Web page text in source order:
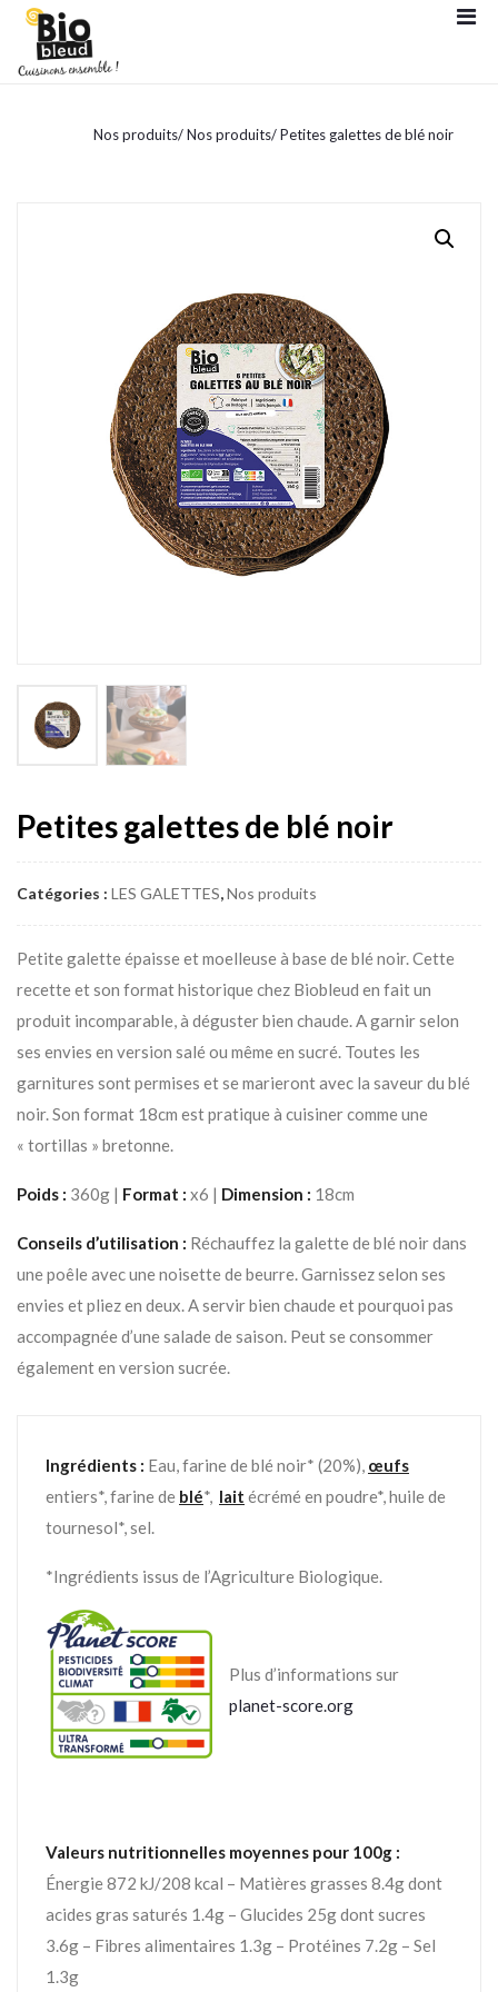
Nos produits/Nos produits/Petites galettes de blé noir
Petites galettes de blé noir
Catégories : LES GALETTES,Nos produits
Petite galette épaisse et moelleuse à base de blé noir. Cette
recette et son format historique chez Biobleud en fait un
produit incomparable, à déguster bien chaude. A garnir selon
ses envies en version salé ou même en sucré. Toutes les
garnitures sont permises et se marieront avec la saveur du blé
noir. Son format 18cm est pratique à cuisiner comme une
« tortillas » bretonne.
Poids : 360g | Format : x6 | Dimension : 18cm
Conseils d’utilisation : Réchauffez la galette de blé noir dans
une poêle avec une noisette de beurre. Garnissez selon ses
envies et pliez en deux. A servir bien chaude et pourquoi pas
accompagnée d’une salade de saison. Peut se consommer
également en version sucrée.
Ingrédients : Eau, farine de blé noir* (20%), œufs
entiers*, farine de blé*, lait écrémé en poudre*, huile de
tournesol*, sel.
*Ingrédients issus de l’Agriculture Biologique.
Plus d’informations sur
planet-score.org
Valeurs nutritionnelles moyennes pour 100g :
Énergie 872 kJ/208 kcal – Matières grasses 8.4g dont
acides gras saturés 1.4g – Glucides 25g dont sucres
3.6g – Fibres alimentaires 1.3g – Protéines 7.2g – Sel
1.3g